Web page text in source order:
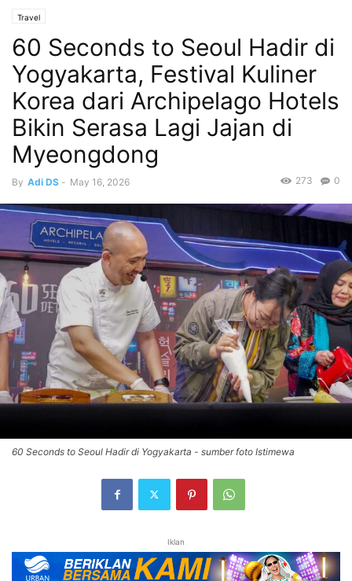
Travel
60 Seconds to Seoul Hadir di
Yogyakarta, Festival Kuliner
Korea dari Archipelago Hotels
Bikin Serasa Lagi Jajan di
Myeongdong
By Adi DS - May 16, 2026 0
273
60 Seconds to Seoul Hadir di Yogyakarta - sumber foto Istimewa
Iklan